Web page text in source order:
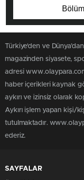
Türkiye'den ve
magazinden siyasete,
adresi
haber içerikleri kaynak
aykırı ve izinsiz olarak
Aykırı işlem yapan kişi/
tutulmaktadır.
ederiz.
SAYFALAR